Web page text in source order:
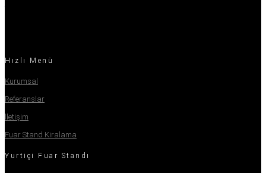
Hızlı Menü
Kurumsal
Referanslar
İletişim
Fuar Stand Kiralama
Yurtiçi Fuar Standı